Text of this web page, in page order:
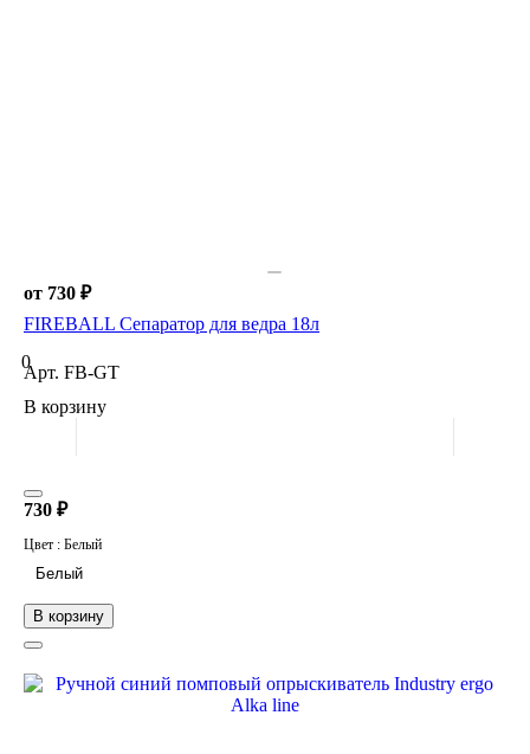
от 730 ₽
FIREBALL Сепаратор для ведра 18л
0
Арт. FB-GT
В корзину
В корзину
730 ₽
Цвет : Белый
Белый